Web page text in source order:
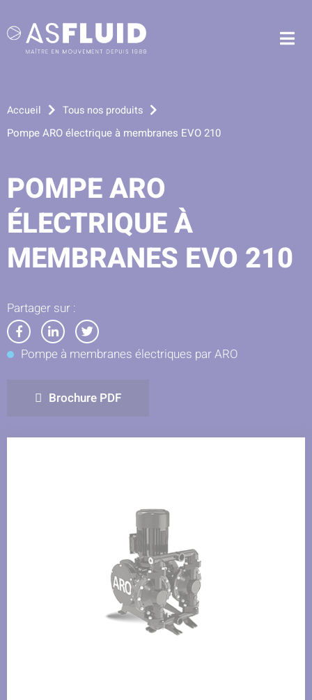
Aller à la recherche
Accueil Tous nos produits
Pompe ARO électrique à membranes EVO 210
POMPE ARO
ÉLECTRIQUE À
MEMBRANES EVO 210
Partager sur :
Partager
sur
Partager
sur
Partager
sur
Pompe à membranes électriques par ARO
Brochure PDF